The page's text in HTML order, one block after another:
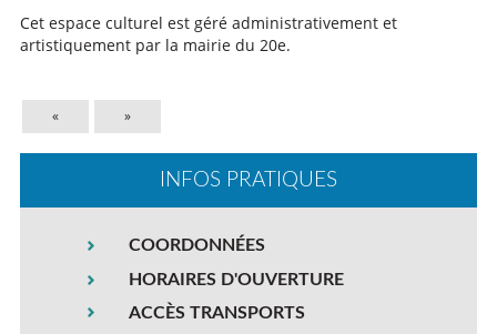
Cet espace culturel est géré administrativement et
artistiquement par la mairie du 20e.
« »
INFOS PRATIQUES
COORDONNÉES
HORAIRES D'OUVERTURE
ACCÈS TRANSPORTS